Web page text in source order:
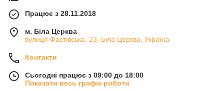
Працює з 28.11.2018
м. Біла Церква
вулиця Фастівська, 23, Біла Церква, Україна
Контакти
Сьогодні працює з 09:00 до 18:00
Показати весь графік роботи